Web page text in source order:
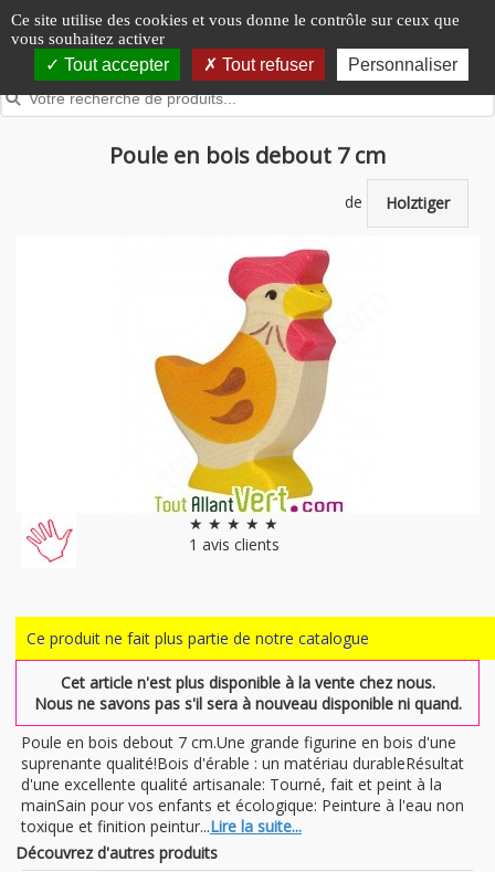
Panneau de gestion des cookies
Ce site utilise des cookies et vous donne le contrôle sur ceux que
vous souhaitez activer
Tout accepter Tout refuser Personnaliser
Poule en bois debout 7 cm
de Holztiger
★ ★ ★ ★ ★
1 avis clients
Ce produit ne fait plus partie de notre catalogue
Cet article n'est plus disponible à la vente chez nous.
Nous ne savons pas s'il sera à nouveau disponible ni quand.
Poule en bois debout 7 cm.Une grande figurine en bois d'une
suprenante qualité!Bois d'érable : un matériau durableRésultat
d'une excellente qualité artisanale: Tourné, fait et peint à la
mainSain pour vos enfants et écologique: Peinture à l'eau non
toxique et finition peintur...Lire la suite...
Découvrez d'autres produits